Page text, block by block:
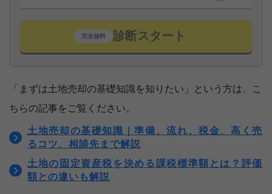
完全無料 診断スタート
「まずは土地売却の基礎知識を知りたい」という方は、こ
ちらの記事をご覧ください。
土地売却の基礎知識｜準備、流れ、税金、高く売
るコツ、相談先まで解説
土地の固定資産税を決める課税標準額とは？評価
額との違いも解説